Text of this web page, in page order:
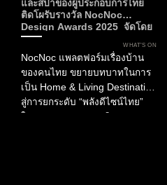
และสปาของผู้ประกอบการไทย
ติดโผรับรางวัล NocNoc
Design Awards 2025 จัดโดย
NocNoc และบิ๊กภาครัฐ ผลักดัน
“พลังดีไซน์” สร้างมูลค่าให้
อุตสาหกรรมการบริการและการ
ท่องเที่ยวไทย
WHAT’S ON
NocNoc แพลตฟอร์มเรื่องบ้าน
ของคนไทย ขยายบทบาทในการ
เป็น Home & Living Destination
สู่การยกระดับ “พลังดีไซน์ไทย”